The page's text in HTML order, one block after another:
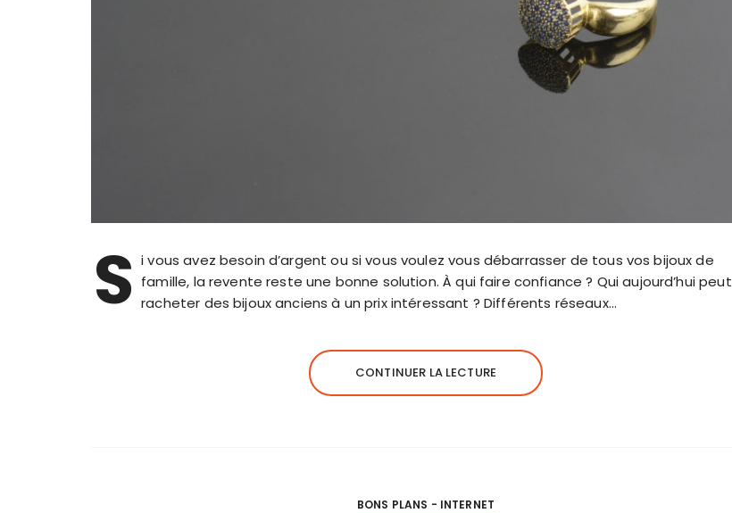
S i vous avez besoin d’argent ou si vous voulez vous débarrasser de tous vos bijoux de
famille, la revente reste une bonne solution. À qui faire confiance ? Qui aujourd’hui peut
racheter des bijoux anciens à un prix intéressant ? Différents réseaux…
CONTINUER LA LECTURE
BONS PLANS - INTERNET